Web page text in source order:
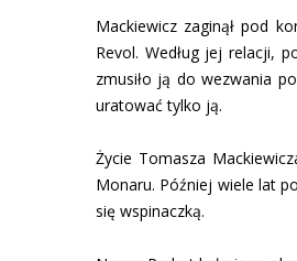
Mackiewicz zaginął pod
Revol. Według jej relacji,
zmusiło ją do wezwania
uratować tylko ją.
Życie Tomasza
Monaru. Później wiele lat
się wspinaczką.